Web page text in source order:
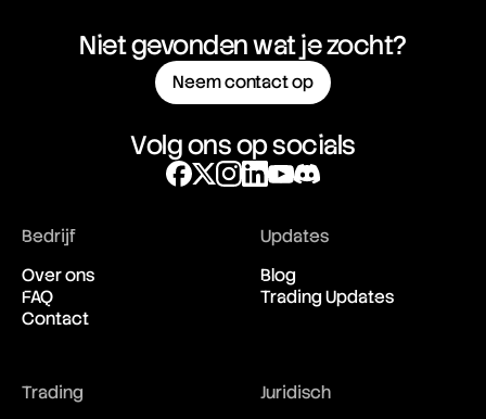
Niet gevonden wat je zocht?
Neem contact op
Volg ons op socials
Bedrijf
Over ons
FAQ
Contact
Updates
Blog
Trading Updates
Trading
Juridisch